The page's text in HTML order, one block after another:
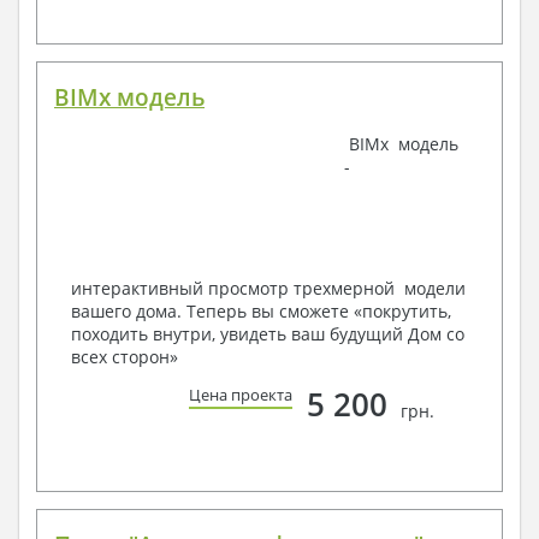
Отопление, вентиляция
Условные обозначения с общими данными
Аксонометрическая схема системы отопления
Условные обозначения и общие данные
Принципиальная схема ВРУ
План сетей освещения, план силовых сетей
Схема системы уравнения потенциалов
Схема повторного контура заземления
Спецификация материалов
Проект является типовым и не учитывает конкретных
Срок изготовления проекта дома составляет от 3 до 30
рабочих дней.
BIMx модель
BIMx модель
-
интерактивный просмотр трехмерной модели
вашего дома. Теперь вы сможете «покрутить,
походить внутри, увидеть ваш будущий Дом со
всех сторон»
Цена проекта 5 200 грн.